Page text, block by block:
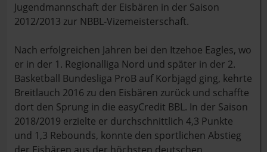
Jugendmannschaft der Eisbären in der Saison
2012/2013 zur NBBL-Vizemeisterschaft.
Nach erfolgreichen Jahren bei den Itzehoe Eagles, wo
er in der 1. Regionalliga Nord und später in der 2.
Basketball Bundesliga ProB auf Korbjagd ging, kehrte
Breitlauch 2016 zu den Eisbären zurück und schaffte
dort den Sprung in die easyCredit BBL. In der Saison
2018/2019 erzielte er durchschnittlich 4,3 Punkte
und 1,3 Rebounds, konnte den sportlichen Abstieg